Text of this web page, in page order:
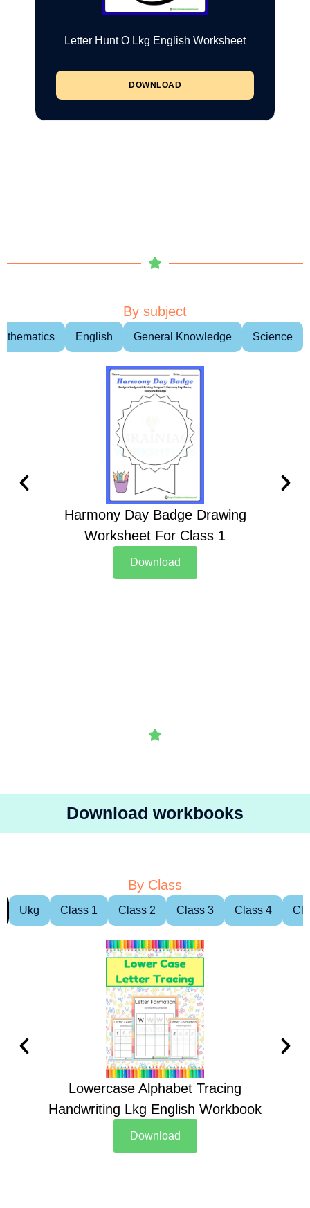
Letter Hunt O Lkg English Worksheet
DOWNLOAD
By subject
English General Knowledge Science
Harmony Day Badge Drawing
Worksheet For Class 1
Download
Download workbooks
By Class
Ukg Class 1 Class 2 Class 3 Class 4
Lowercase Alphabet Tracing
Handwriting Lkg English Workbook
Download